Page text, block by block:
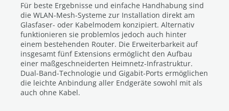
Für beste Ergebnisse und einfache Handhabung sind
die WLAN-Mesh-Systeme zur Installation direkt am
Glasfaser- oder Kabelmodem konzipiert. Alternativ
funktionieren sie problemlos jedoch auch hinter
einem bestehenden Router. Die Erweiterbarkeit auf
insgesamt fünf Extensions ermöglicht den Aufbau
einer maßgeschneiderten Heimnetz-Infrastruktur.
Dual-Band-Technologie und Gigabit-Ports ermöglichen
die leichte Anbindung aller Endgeräte sowohl mit als
auch ohne Kabel.